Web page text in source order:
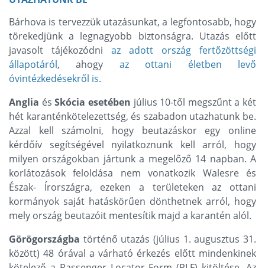
Bárhova is tervezzük utazásunkat, a legfontosabb, hogy
törekedjünk a legnagyobb biztonságra. Utazás előtt
javasolt tájékozódni az adott ország fertőzöttségi
állapotáról, ahogy az ottani életben levő
óvintézkedésekről is.
Anglia ésSkócia esetében július 10-től megszűnt a két
hét karanténkötelezettség, és szabadon utazhatunk be.
Azzal kell számolni, hogy beutazáskor egy online
kérdőív segítségével nyilatkoznunk kell arról, hogy
milyen országokban jártunk a megelőző 14 napban. A
korlátozások feloldása nem vonatkozik Walesre és
Észak- Írországra, ezeken a területeken az ottani
kormányok saját hatáskörűen dönthetnek arról, hogy
mely ország beutazóit mentesítik majd a karantén alól.
Görögországba történő utazás (július 1. augusztus 31.
között) 48 órával a várható érkezés előtt mindenkinek